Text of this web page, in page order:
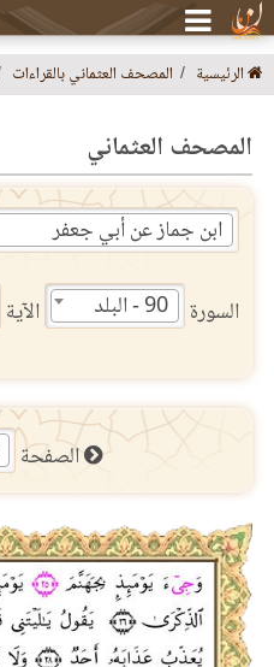
الرئيسية المصحف العثماني بالقراءات
المصحف العثماني
ابن جماز عن أبي جعفر
السورة 90 - البلد الآية
الصفحة